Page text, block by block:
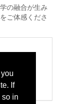
If
so in
の融合が生み
ご体感くださ
キ